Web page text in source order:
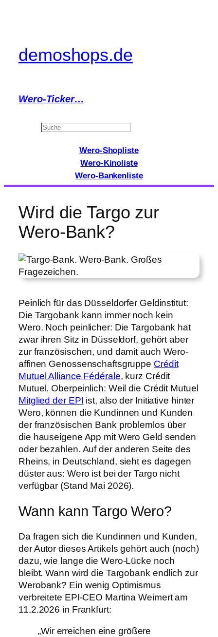
demoshops.de
Wero-Ticker…
Search
Wero-Shopliste
Wero-Kinoliste
Wero-Bankenliste
Wird die Targo zur
Wero-Bank?
Peinlich für das Düsseldorfer Geldinstitut:
Die Targobank kann immer noch kein
Wero. Noch peinlicher: Die Targobank hat
zwar ihren Sitz in Düsseldorf, gehört aber
zur französischen, und damit auch Wero-
affinen Genossenschaftsgruppe Crédit
Mutuel Alliance Fédérale, kurz Crédit
Mutuel. Oberpeinlich: Weil die Crédit Mutuel
Mitglied der EPI ist, also der Initiative hinter
Wero, können die Kundinnen und Kunden
der französischen Bank problemlos über
die hauseigene App mit Wero Geld senden
oder bezahlen. Auf der anderen Seite des
Rheins, in Deutschland, sieht es dagegen
düster aus: Wero ist bei der Targo nicht
verfügbar (Stand Mai 2026).
Wann kann Targo Wero?
Da fragen sich die Kundinnen und Kunden,
der Autor dieses Artikels gehört auch (noch)
dazu, wie lange die Wero-Lücke noch
bleibt. Wann wird die Targobank endlich zur
Werobank? Ein wenig Optimismus
verbreitete EPI-CEO Martina Weimert am
11.2.2026 in Frankfurt:
„Wir erreichen eine größere